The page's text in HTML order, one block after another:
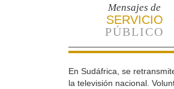
Mensajes de
SERVICIO
PÚBLICO
En Sudáfrica, se
la televisión nacional.